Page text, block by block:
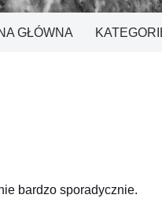
GŁÓWNA
bardzo sporadycznie.